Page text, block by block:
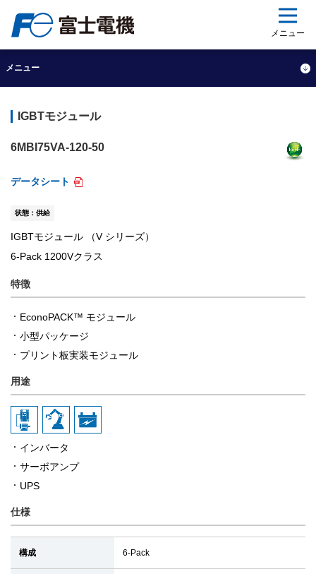
メニュー
メニュー
IGBTモジュール
6MBI75VA-120-50
データシート
状態：供給
IGBTモジュール （V シリーズ）
6-Pack 1200Vクラス
特徴
EconoPACK™ モジュール
小型パッケージ
プリント板実装モジュール
用途
インバータ
サーボアンプ
UPS
仕様
構成 6-Pack